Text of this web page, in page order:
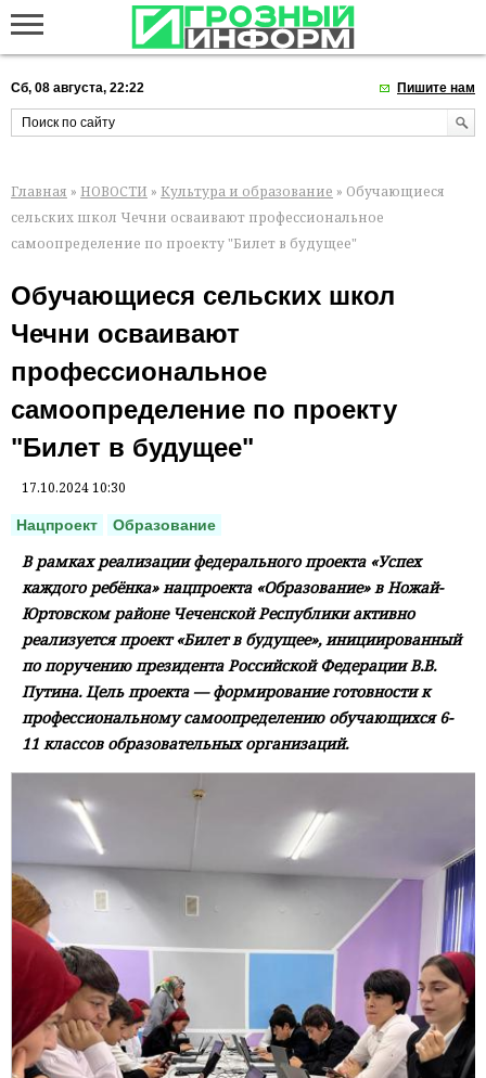
Сб, 08 августа, 22:22 Пишите нам
Главная » НОВОСТИ » Культура и образование » Обучающиеся
сельских школ Чечни осваивают профессиональное
самоопределение по проекту "Билет в будущее"
Обучающиеся сельских школ
Чечни осваивают
профессиональное
самоопределение по проекту
"Билет в будущее"
17.10.2024 10:30
Нацпроект Образование
В рамках реализации федерального проекта «Успех
каждого ребёнка» нацпроекта «Образование» в Ножай-
Юртовском районе Чеченской Республики активно
реализуется проект «Билет в будущее», инициированный
по поручению президента Российской Федерации В.В.
Путина. Цель проекта — формирование готовности к
профессиональному самоопределению обучающихся 6-
11 классов образовательных организаций.